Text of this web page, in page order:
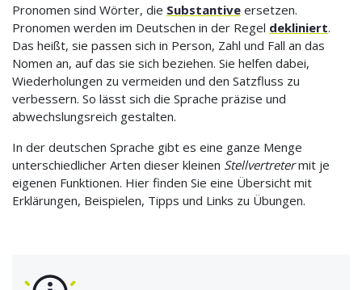
Pronomen sind Wörter, die Substantive ersetzen.
Pronomen werden im Deutschen in der Regel dekliniert.
Das heißt, sie passen sich in Person, Zahl und Fall an das
Nomen an, auf das sie sich beziehen. Sie helfen dabei,
Wiederholungen zu vermeiden und den Satzfluss zu
verbessern. So lässt sich die Sprache präzise und
abwechslungsreich gestalten.
In der deutschen Sprache gibt es eine ganze Menge
unterschiedlicher Arten dieser kleinen Stellvertretermit je
eigenen Funktionen. Hier finden Sie eine Übersicht mit
Erklärungen, Beispielen, Tipps und Links zu Übungen.